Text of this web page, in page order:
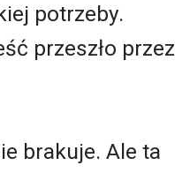
potrzeby.
przeszło przez
brakuje. Ale ta